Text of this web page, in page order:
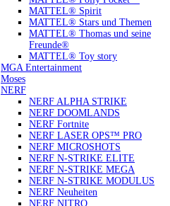
MATTEL® Spirit
MATTEL® Stars und Themen
MATTEL® Thomas und seine
Freunde®
MATTEL® Toy story
MGA Entertainment
Moses
NERF
NERF ALPHA STRIKE
NERF DOOMLANDS
NERF Fortnite
NERF LASER OPS™ PRO
NERF MICROSHOTS
NERF N-STRIKE ELITE
NERF N-STRIKE MEGA
NERF N-STRIKE MODULUS
NERF Neuheiten
NERF NITRO